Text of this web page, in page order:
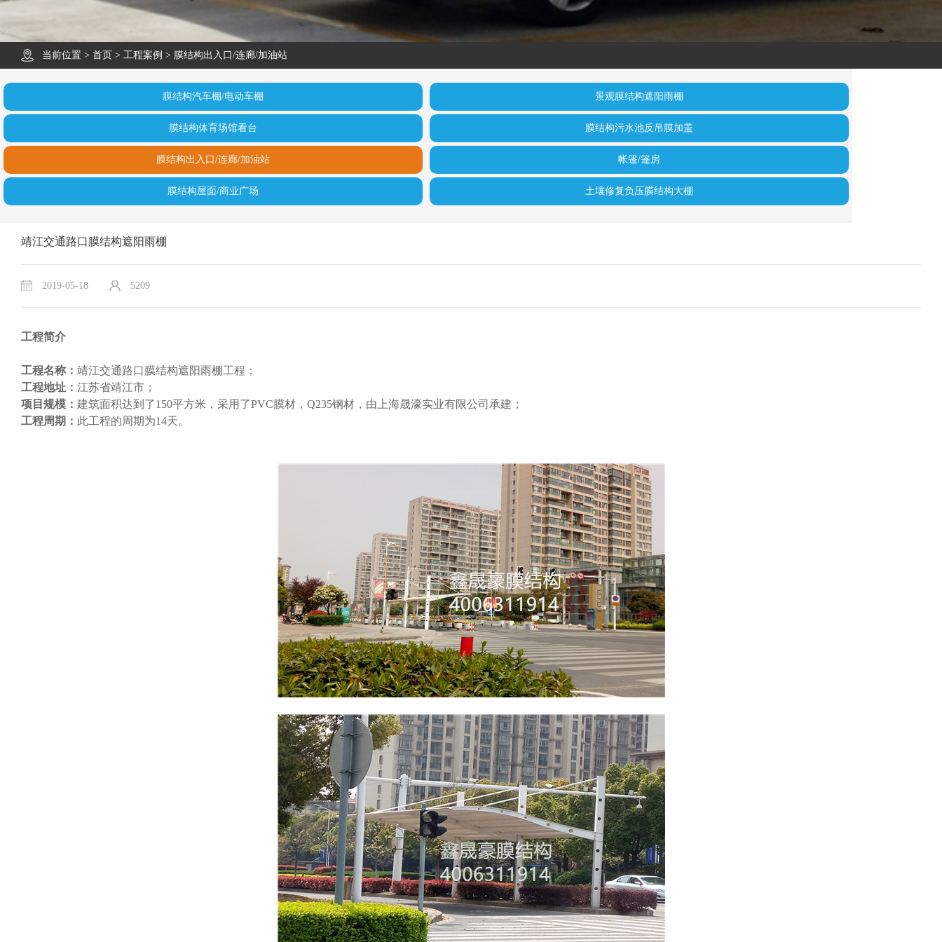
当前位置 > 首页 > 工程案例 > 膜结构出入口/连廊/加油站
膜结构汽车棚/电动车棚 景观膜结构遮阳雨棚
膜结构体育场馆看台 膜结构污水池反吊膜加盖
膜结构出入口/连廊/加油站 帐篷/篷房
膜结构屋面/商业广场 土壤修复负压膜结构大棚
靖江交通路口膜结构遮阳雨棚
2019-05-18 5209
工程简介
工程名称： 靖江交通路口膜结构遮阳雨棚工程；
工程地址： 江苏省靖江市；
项目规模： 建筑面积达到了150平方米，采用了PVC膜材，Q235钢材，由上海晟濠实业有限公司承建；
工程周期： 此工程的周期为14天。